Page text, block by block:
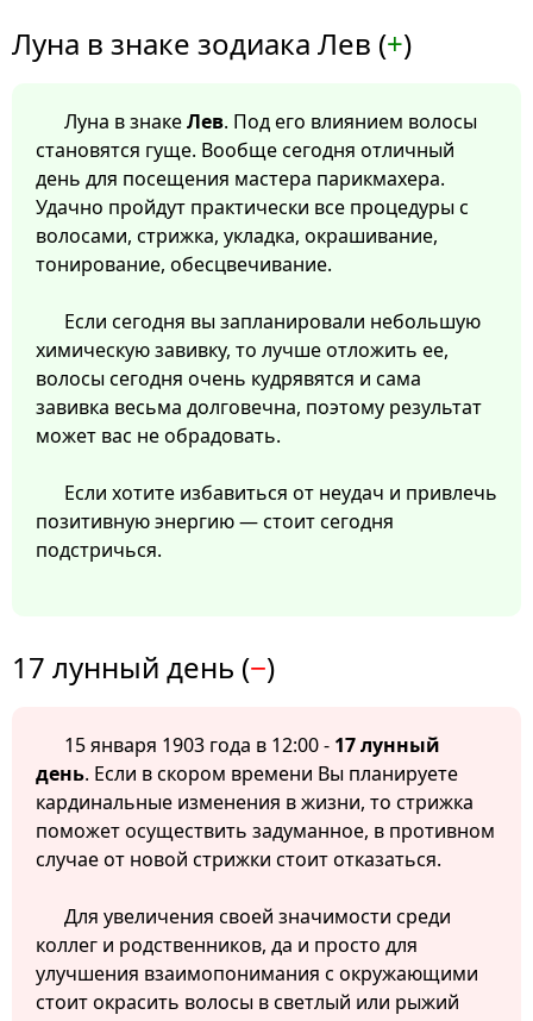
Луна в знаке зодиака Лев (+)
Луна в знакеЛев. Под его влиянием волосы
становятся гуще. Вообще сегодня отличный
день для посещения мастера парикмахера.
Удачно пройдут практически все процедуры с
волосами, стрижка, укладка, окрашивание,
тонирование, обесцвечивание.
Если сегодня вы запланировали небольшую
химическую завивку, то лучше отложить ее,
волосы сегодня очень кудрявятся и сама
завивка весьма долговечна, поэтому результат
может вас не обрадовать.
Если хотите избавиться от неудач и привлечь
позитивную энергию — стоит сегодня
подстричься.
17 лунный день (−)
15 января 1903 года в 12:00 - 17 лунный
день. Если в скором времени Вы планируете
кардинальные изменения в жизни, то стрижка
поможет осуществить задуманное, в противном
случае от новой стрижки стоит отказаться.
Для увеличения своей значимости среди
коллег и родственников, да и просто для
улучшения взаимопонимания с окружающими
стоит окрасить волосы в светлый или рыжий